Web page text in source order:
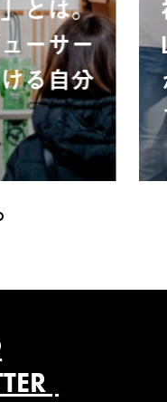
とは。
ーサー
る自分